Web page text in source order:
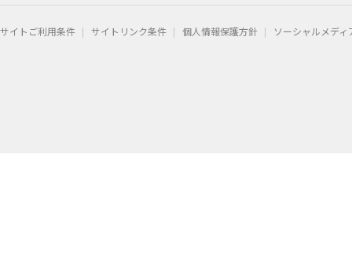
サイトご利用条件 サイトリンク条件 個人情報保護方針 ソーシャルメデ